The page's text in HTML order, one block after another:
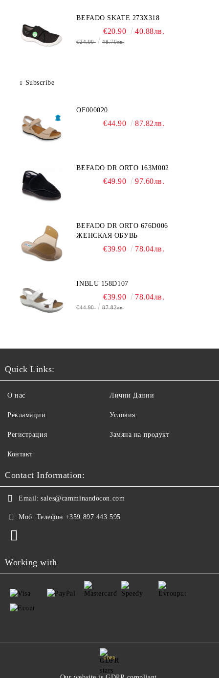
BEFADO SKATE 273X318
€20.90 40.88лв.
€24.90 48.70лв.
Subscribe
OF000020
€44.90 87.82лв.
BEFADO DR ORTO 163M002
€49.90 97.60лв.
BEFADO DR ORTO 676D006
ЖЕНСКАЯ ОБУВЬ
€39.90 78.04лв.
INBLU 158D107
€39.90 78.04лв.
€44.90 87.82лв.
Quick Links:
О нас
Рекламации
Регистрация
Контакт
Лични Данни
Условия
Замяна на продукт
Contact Information:
Email: sales@camminandocon.com
Моб. Телефон +359 897 443 595
Working with
GDPR